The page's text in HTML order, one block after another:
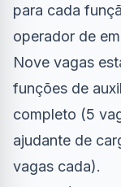
para cada
operador de
Nove vagas
funções de
completo (5
ajudante de
vagas cada).